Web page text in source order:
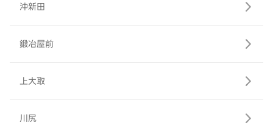
沖新田
鍛冶屋前
上大取
川尻